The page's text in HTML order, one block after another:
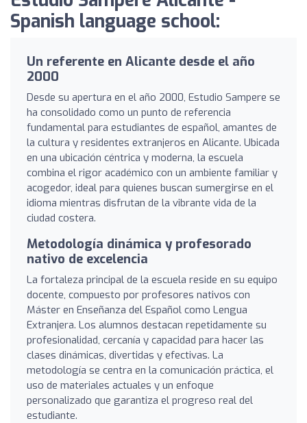
Spanish language school:
Un referente en Alicante desde el año
2000
Desde su apertura en el año 2000, Estudio Sampere se
ha consolidado como un punto de referencia
fundamental para estudiantes de español, amantes de
la cultura y residentes extranjeros en Alicante. Ubicada
en una ubicación céntrica y moderna, la escuela
combina el rigor académico con un ambiente familiar y
acogedor, ideal para quienes buscan sumergirse en el
idioma mientras disfrutan de la vibrante vida de la
ciudad costera.
Metodología dinámica y profesorado
nativo de excelencia
La fortaleza principal de la escuela reside en su equipo
docente, compuesto por profesores nativos con
Máster en Enseñanza del Español como Lengua
Extranjera. Los alumnos destacan repetidamente su
profesionalidad, cercanía y capacidad para hacer las
clases dinámicas, divertidas y efectivas. La
metodología se centra en la comunicación práctica, el
uso de materiales actuales y un enfoque
personalizado que garantiza el progreso real del
estudiante.